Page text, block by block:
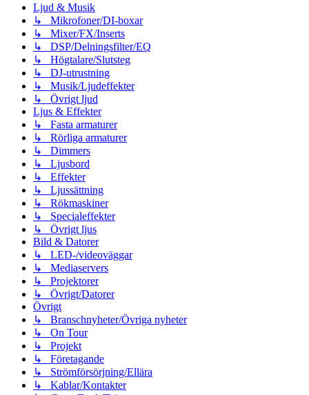
Ljud & Musik
↳ Mikrofoner/DI-boxar
↳ Mixer/FX/Inserts
↳ DSP/Delningsfilter/EQ
↳ Högtalare/Slutsteg
↳ DJ-utrustning
↳ Musik/Ljudeffekter
↳ Övrigt ljud
Ljus & Effekter
↳ Fasta armaturer
↳ Rörliga armaturer
↳ Dimmers
↳ Ljusbord
↳ Effekter
↳ Ljussättning
↳ Rökmaskiner
↳ Specialeffekter
↳ Övrigt ljus
Bild & Datorer
↳ LED-/videoväggar
↳ Mediaservers
↳ Projektorer
↳ Övrigt/Datorer
Övrigt
↳ Branschnyheter/Övriga nyheter
↳ On Tour
↳ Projekt
↳ Företagande
↳ Strömförsörjning/Ellära
↳ Kablar/Kontakter